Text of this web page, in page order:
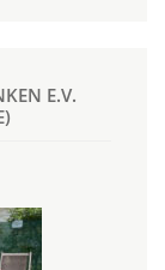
E.V.